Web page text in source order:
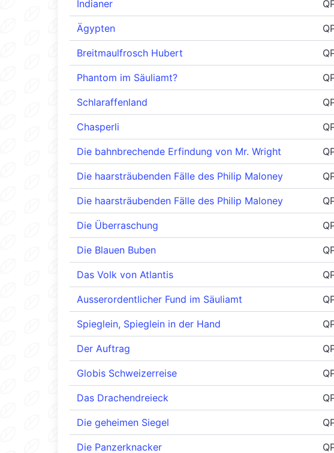
Indianer
Ägypten
Breitmaulfrosch Hubert
Phantom im Säuliamt?
Schlaraffenland
Chasperli
Die bahnbrechende Erfindung von Mr. Wright
Die haarsträubenden Fälle des Philip Maloney
Die haarsträubenden Fälle des Philip Maloney
Die Überraschung
Die Blauen Buben
Das Volk von Atlantis
Ausserordentlicher Fund im Säuliamt
Spieglein, Spieglein in der Hand
Der Auftrag
Globis Schweizerreise
Das Drachendreieck
Die geheimen Siegel
Die Panzerknacker